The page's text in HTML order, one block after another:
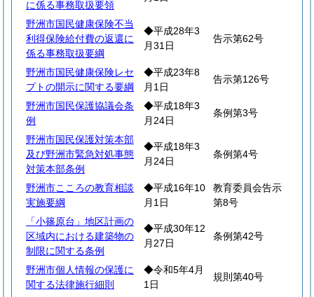
に係る事務取扱要領
野洲市国民健康保険不当
利得保険給付費の返還に
係る事務取扱要綱
◆平成28年3
月31日
告示第62号
野洲市国民健康保険レセ
プトの開示に関する要綱
◆平成23年8
月1日
告示第126号
野洲市国民保護協議会条
例
◆平成18年3
月24日
条例第3号
野洲市国民保護対策本部
及び野洲市緊急対処事態
対策本部条例
◆平成18年3
月24日
条例第4号
野洲市こころの教育相談
実施要綱
◆平成16年10
月1日
教育委員会告示
第8号
「小篠原台」地区計画の
区域内における建築物の
制限に関する条例
◆平成30年12
月27日
条例第42号
野洲市個人情報の保護に
関する法律施行細則
◆令和5年4月
1日
規則第40号